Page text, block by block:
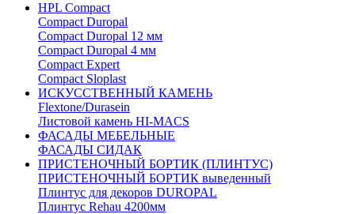
HPL Compact
Compact Duropal
Compact Duropal 12 мм
Compact Duropal 4 мм
Compact Expert
Compact Sloplast
ИСКУССТВЕННЫЙ КАМЕНЬ
Flextone/Durasein
Листовой камень HI-MACS
ФАСАДЫ МЕБЕЛЬНЫЕ
ФАСАДЫ СИДАК
ПРИСТЕНОЧНЫЙ БОРТИК (ПЛИНТУС)
ПРИСТЕНОЧНЫЙ БОРТИК выведенный
Плинтус для декоров DUROPAL
Плинтус Rehau 4200мм